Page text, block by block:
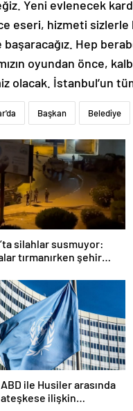
Yeni evlenecek
eseri, hizmeti sizlerle
Hep
oyundan önce,
olacak. İstanbul’un
Başkan Belediye
silahlar susmuyor:
tırmanırken şehir
ABD ile Husiler arasında
ateşkese ilişkin